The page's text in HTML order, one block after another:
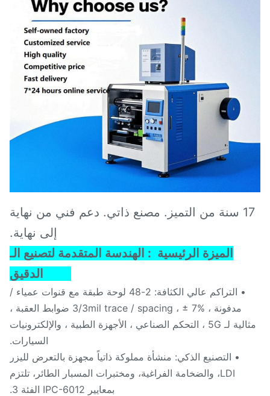
17 سنة من التميز. مصنع ذاتي. دعم فني من نهاية
إلى نهاية.
الميزة الرئيسية 1: الهندسة المتقدمة لتصنيع الـ
• التراكم عالي الكثافة: 2-48 لوحة طبقة مع قنوات عمياء /
مدفونة ، 3/3mil trace / spacing ، ± 7% ضوابط العقبة ،
مثالية لـ 5G ، التحكم الصناعي ، الأجهزة الطبية ، والإلكترونيات
السيارات.
• التصنيع الذكي: منشأة مملوكة ذاتياً مجهزة بالتعرض لليزر
LDI، والضخامة الفراغية، ومختبرات المسبار الطائر، تلتزم
بمعايير IPC-6012 الفئة 3.